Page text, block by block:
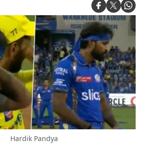
Hardik Pandya